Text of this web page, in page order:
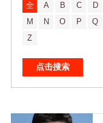
全 A B C D
M
N O P Q
Z